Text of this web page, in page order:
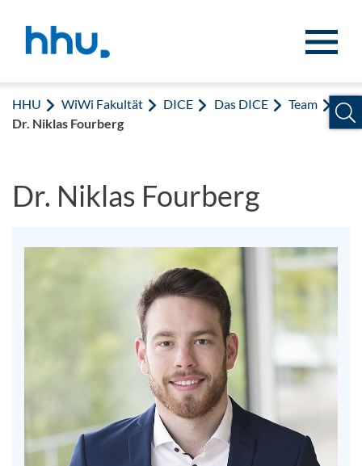
HHU WiWi Fakultät DICE Das DICE
Team
Dr. Niklas Fourberg
Dr. Niklas Fourberg